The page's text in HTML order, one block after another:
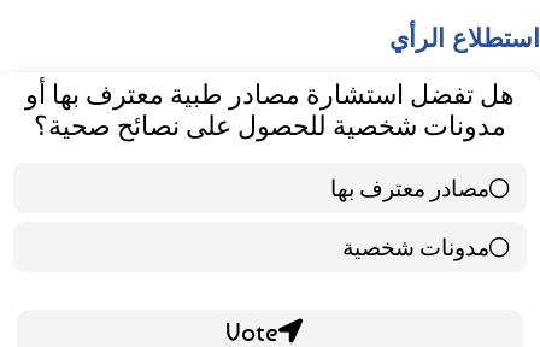
استطلاع الرأي
هل تفضل استشارة مصادر طبية معترف بها أو
مدونات شخصية للحصول على نصائح صحية؟
مصادر معترف بها
39 ( 65 % )
مدونات شخصية
21 ( 35 % )